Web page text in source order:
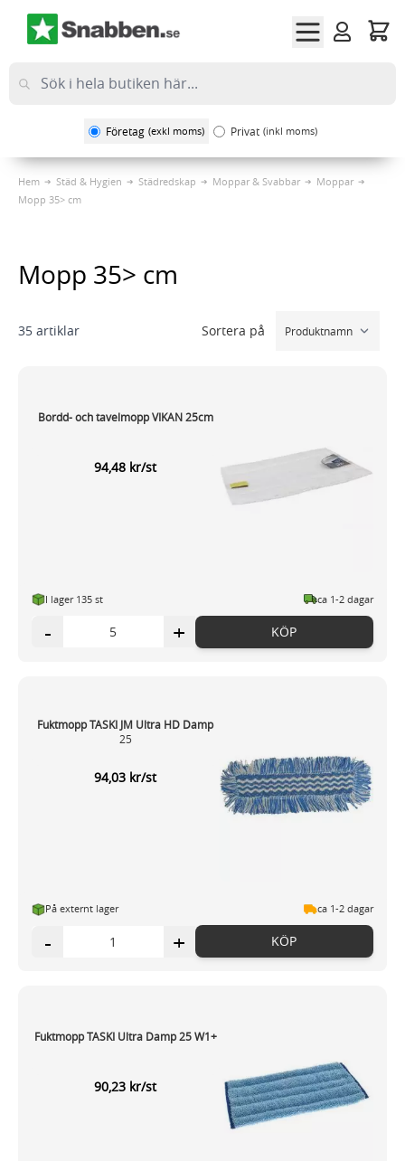
Företag (exkl moms) Privat (inkl moms)
Hem Städ & Hygien Städredskap Moppar & Svabbar
Moppar
Mopp 35> cm
Mopp 35> cm
35 artiklar Sortera på
Bordd- och tavelmopp VIKAN 25cm
94,48 kr/st
I lager 135 st ca 1-2 dagar
- + KÖP
Fuktmopp TASKI JM Ultra HD Damp
25
94,03 kr/st
På externt lager ca 1-2 dagar
- + KÖP
Fuktmopp TASKI Ultra Damp 25 W1+
90,23 kr/st